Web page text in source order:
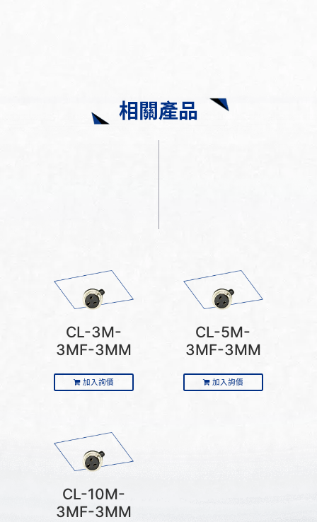
相關產品
CL-3M-
3MF-3MM
加入詢價
CL-5M-
3MF-3MM
加入詢價
CL-10M-
3MF-3MM